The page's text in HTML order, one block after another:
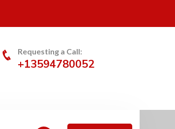
Requesting a Call:
+13594780052